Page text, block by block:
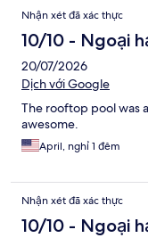
Nhận xét đã xác thực
10/10 - Ngoại
20/07/2026
Dịch với Google
The rooftop pool was
awesome.
April, nghỉ 1 đêm
Nhận xét đã xác thực
10/10 - Ngoại